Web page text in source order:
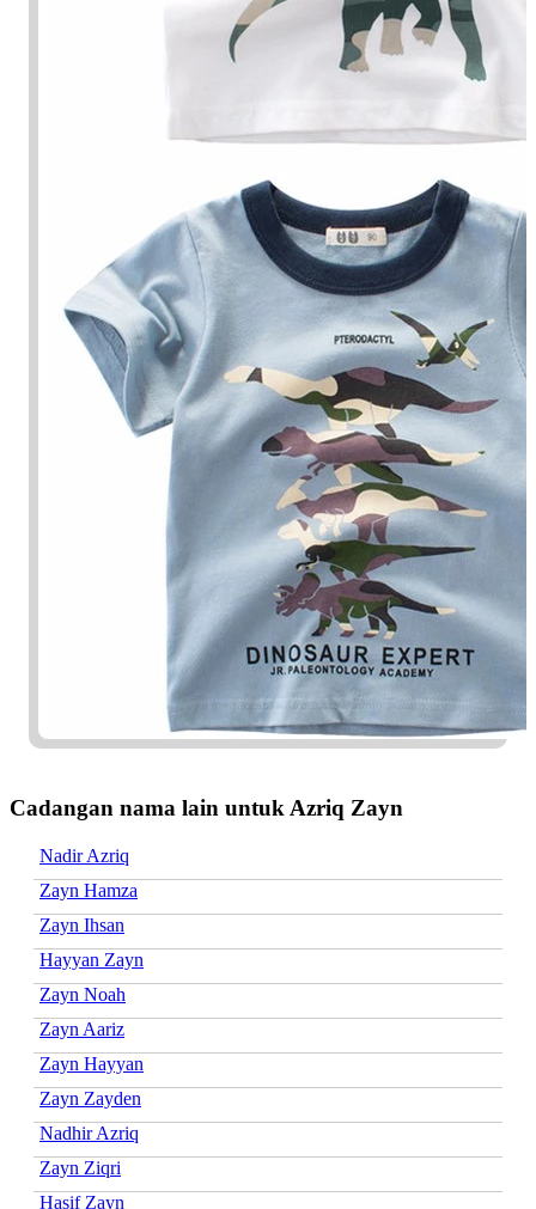
Cadangan nama lain untuk Azriq Zayn
Nadir Azriq
Zayn Hamza
Zayn Ihsan
Hayyan Zayn
Zayn Noah
Zayn Aariz
Zayn Hayyan
Zayn Zayden
Nadhir Azriq
Zayn Ziqri
Hasif Zayn